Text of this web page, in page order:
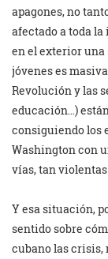
apagones, no
afectado a toda
en el exterior
jóvenes es
Revolución y las
educación…)
consiguiendo los
Washington con
vías, tan
Y esa situación,
sentido sobre
cubano las crisis,